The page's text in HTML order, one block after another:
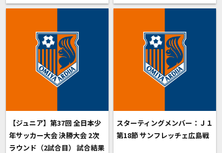
【ジュニア】第37回 全日本少
年サッカー大会 決勝大会 2次
ラウンド（2試合目） 試合結果
スターティングメンバー：Ｊ１
第18節 サンフレッチェ広島戦